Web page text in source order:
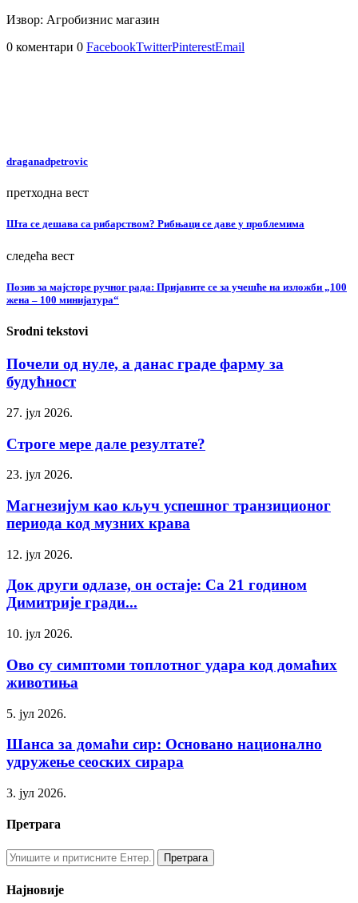
Извор: Агробизнис магазин
0 коментари 0 FacebookTwitterPinterestEmail
draganadpetrovic
претходна вест
Шта се дешава са рибарством? Рибњаци се даве у проблемима
следећа вест
Позив за мајсторе ручног рада: Пријавите се за учешће на изложби „100
жена – 100 минијатура“
Srodni tekstovi
Почели од нуле, а данас граде фарму за
будућност
27. јул 2026.
Строге мере дале резултате?
23. јул 2026.
Магнезијум као кључ успешног транзиционог
периода код музних крава
12. јул 2026.
Док други одлазе, он остаје: Са 21 годином
Димитрије гради...
10. јул 2026.
Ово су симптоми топлотног удара код домаћих
животиња
5. јул 2026.
Шанса за домаћи сир: Основано национално
удружење сеоских сирара
3. јул 2026.
Претрага
Најновије